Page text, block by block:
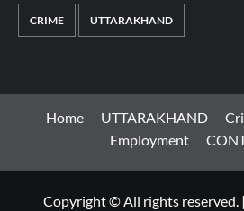
CRIME UTTARAKHAND
Home UTTARAKHAND
Employment
Copyright © All rights reserved. |